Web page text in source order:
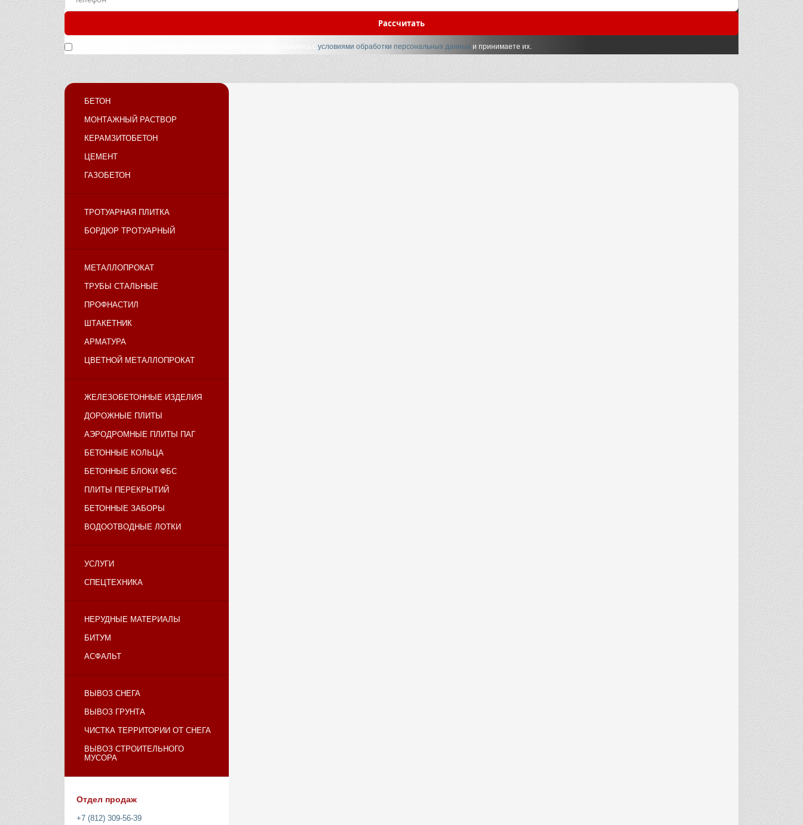
Рассчитать
Нажимая кнопку «Отправить», вы подтверждаете, что ознакомились сусловиями обработки персональных данных и принимаете их.
БЕТОН
МОНТАЖНЫЙ РАСТВОР
КЕРАМЗИТОБЕТОН
ЦЕМЕНТ
ГАЗОБЕТОН
ТРОТУАРНАЯ ПЛИТКА
БОРДЮР ТРОТУАРНЫЙ
МЕТАЛЛОПРОКАТ
ТРУБЫ СТАЛЬНЫЕ
ПРОФНАСТИЛ
ШТАКЕТНИК
АРМАТУРА
ЦВЕТНОЙ МЕТАЛЛОПРОКАТ
ЖЕЛЕЗОБЕТОННЫЕ ИЗДЕЛИЯ
ДОРОЖНЫЕ ПЛИТЫ
АЭРОДРОМНЫЕ ПЛИТЫ ПАГ
БЕТОННЫЕ КОЛЬЦА
БЕТОННЫЕ БЛОКИ ФБС
ПЛИТЫ ПЕРЕКРЫТИЙ
БЕТОННЫЕ ЗАБОРЫ
ВОДООТВОДНЫЕ ЛОТКИ
УСЛУГИ
СПЕЦТЕХНИКА
НЕРУДНЫЕ МАТЕРИАЛЫ
БИТУМ
АСФАЛЬТ
ВЫВОЗ СНЕГА
ВЫВОЗ ГРУНТА
ЧИСТКА ТЕРРИТОРИИ ОТ СНЕГА
ВЫВОЗ СТРОИТЕЛЬНОГО
МУСОРА
Отдел продаж
+7 (812) 309-56-39